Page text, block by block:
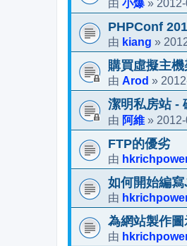
由 小爆 »
PHPConf
由 kiang »
購買虛擬主
由 Arod »
潔明私房站 -
由 阿維 »
FTP的優劣
由
如何開始編
由
為網站製作圖
由